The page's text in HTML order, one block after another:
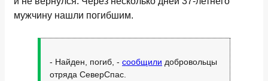
мужчину нашли погибшим.
- Найден, погиб, - сообщили добровольцы
отряда СеверСпас.